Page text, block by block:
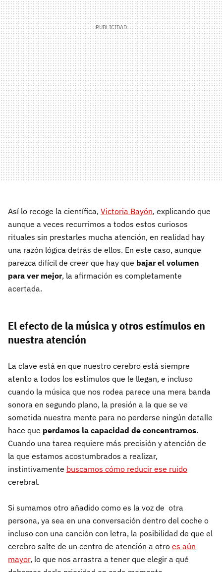
Así lo recoge la científica, Victoria Bayón, explicando que
aunque a veces recurrimos a todos estos curiosos
rituales sin prestarles mucha atención, en realidad hay
una razón lógica detrás de ellos. En este caso, aunque
parezca difícil de creer que hay que bajar el volumen
para ver mejor, la afirmación es completamente
acertada.
El efecto de la música y otros estímulos en
nuestra atención
La clave está en que nuestro cerebro está siempre
atento a todos los estímulos que le llegan, e incluso
cuando la música que nos rodea parece una mera banda
sonora en segundo plano, la presión a la que se ve
sometida nuestra mente para no perderse ningún detalle
hace que perdamos la capacidad de concentrarnos.
Cuando una tarea requiere más precisión y atención de
la que estamos acostumbrados a realizar,
instintivamente buscamos cómo reducir ese ruido
cerebral.
Si sumamos otro añadido como es la voz de otra
persona, ya sea en una conversación dentro del coche o
incluso con una canción con letra, la posibilidad de que el
cerebro salte de un centro de atención a otro es aún
mayor, lo que nos arrastra a tener que elegir a qué